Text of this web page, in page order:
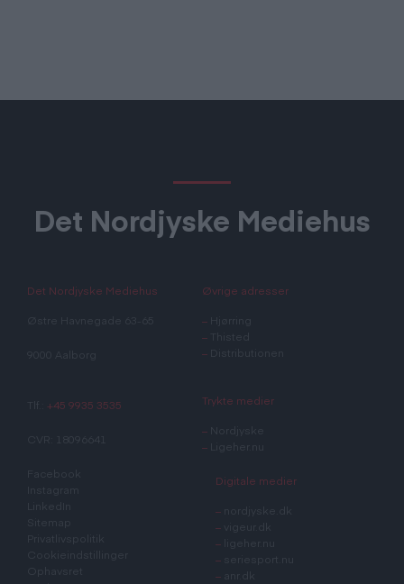
Det Nordjyske Mediehus
Det Nordjyske Mediehus
Østre Havnegade 63-65
Tlf.: +45 9935 3535
CVR: 18096641
Facebook
Instagram
LinkedIn
Sitemap
Privatlivspolitik
Cookieindstillinger
Ophavsret
Øvrige adresser
–
– Thisted
–
Distributionen
Trykte medier
–
Nordjyske
–
Digitale medier
–
nordjyske.dk
–
vigeur.dk
–
–
seriesport.nu
–
anr.dk